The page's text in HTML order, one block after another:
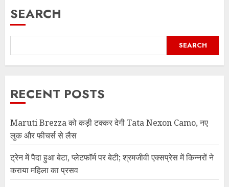
SEARCH
SEARCH
RECENT POSTS
Maruti Brezza को कड़ी टक्कर देगी Tata Nexon Camo, नए
लुक और फीचर्स से लैस
ट्रेन में पैदा हुआ बेटा, प्लेटफॉर्म पर बेटी; श्रमजीवी एक्सप्रेस में किन्नरों ने
कराया महिला का प्रसव